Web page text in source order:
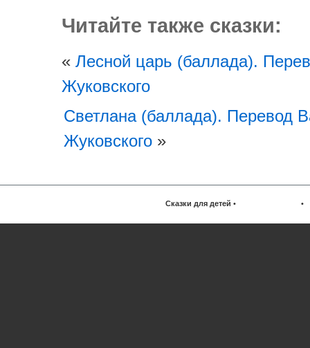
Читайте также сказки:
« Лесной царь (баллада).
Жуковского
Светлана (баллада). Перевод
Жуковского »
Сказки для детей • •